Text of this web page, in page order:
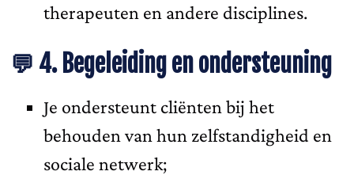
therapeuten en andere disciplines.
💬 4. Begeleiding en ondersteuning
Je ondersteunt cliënten bij het
behouden van hun zelfstandigheid en
sociale netwerk;